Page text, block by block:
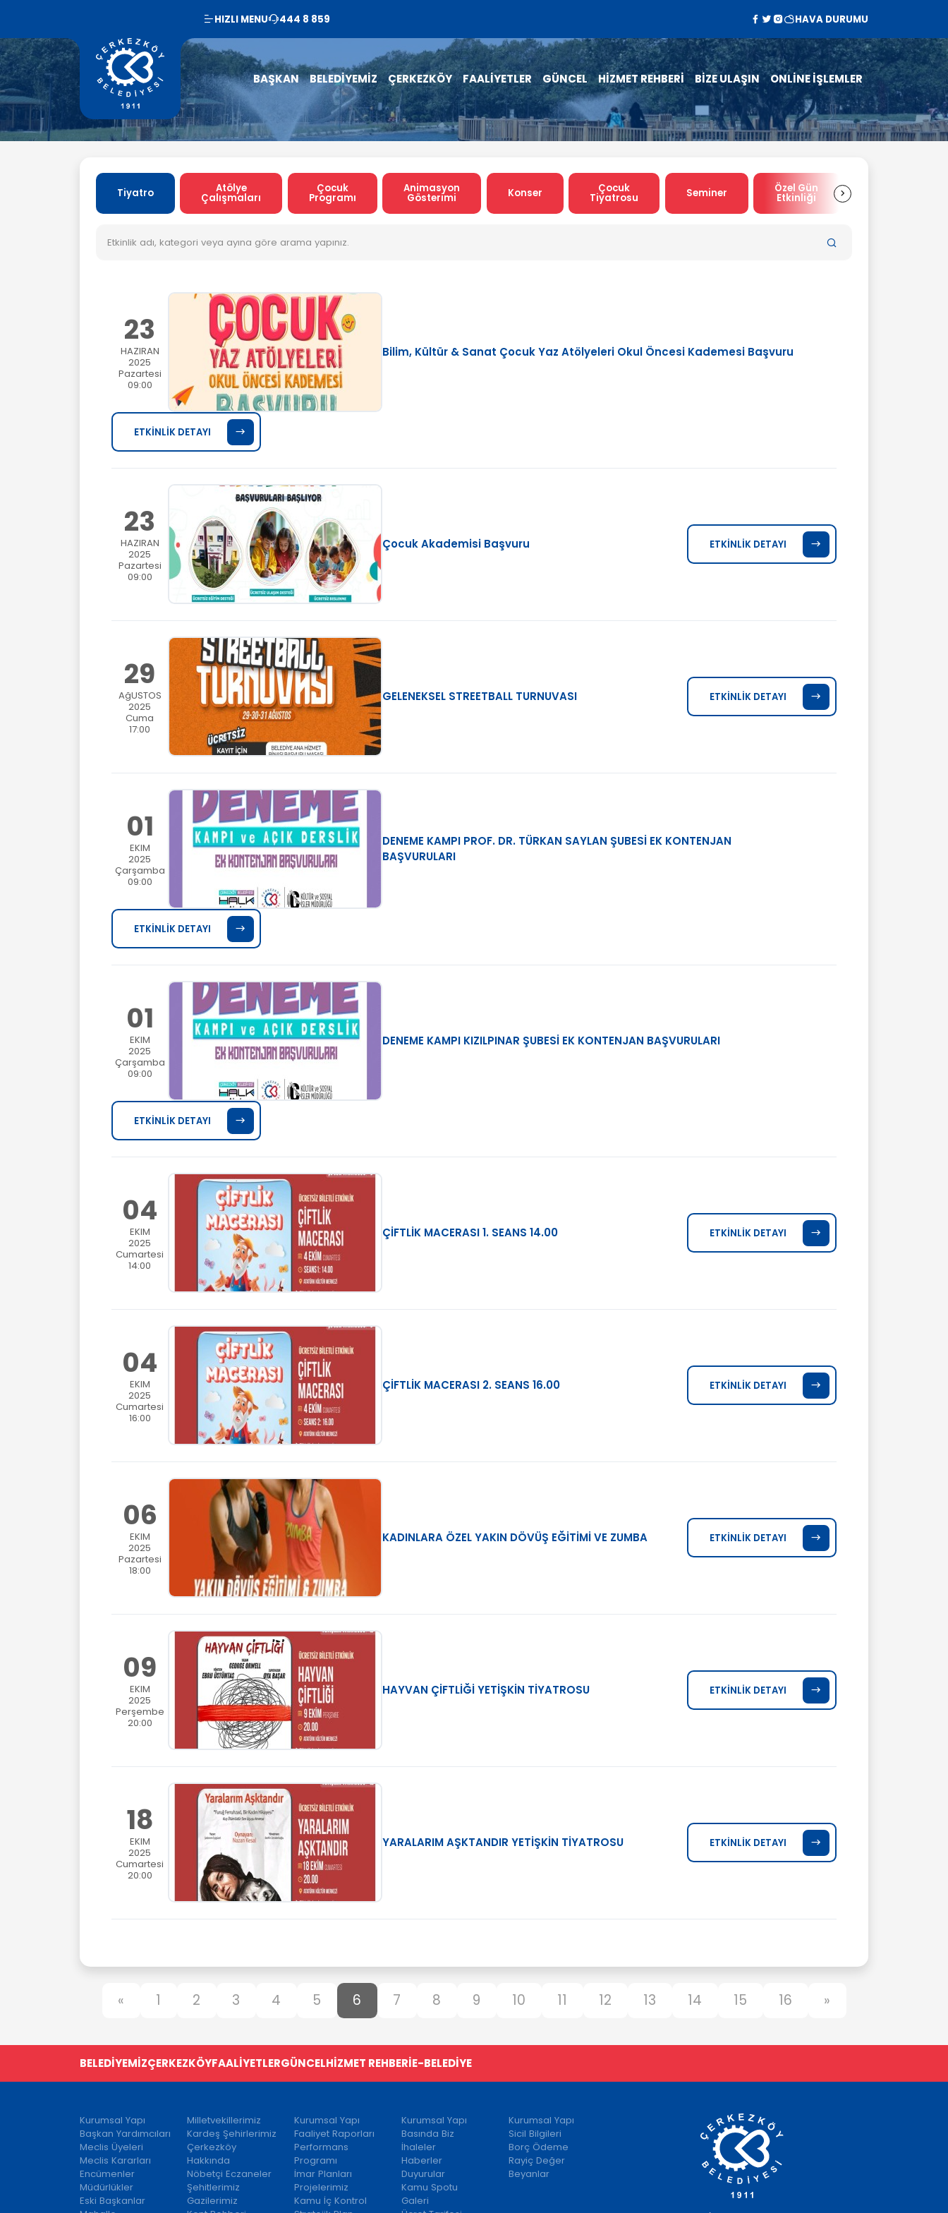
HIZLI MENU 444 8 859 HAVA DURUMU
BAŞKAN BELEDİYEMİZ ÇERKEZKÖY FAALİYETLER GÜNCEL HİZMET REHBERİ BİZE ULAŞIN ONLİNE İŞLEMLER
Tiyatro Atölye
Çalışmaları
Çocuk
Programı
Animasyon
Gösterimi Konser Çocuk
Tiyatrosu Seminer Özel Gün
Etkinliği
23
HAZIRAN
2025
Pazartesi
09:00
Bilim, Kültür & Sanat Çocuk Yaz Atölyeleri Okul Öncesi Kademesi Başvuru
ETKİNLİK DETAYI
23
HAZIRAN
2025
Pazartesi
09:00
Çocuk Akademisi Başvuru ETKİNLİK DETAYI
29
AğUSTOS
2025
Cuma
17:00
GELENEKSEL STREETBALL TURNUVASI ETKİNLİK DETAYI
01
EKIM
2025
Çarşamba
09:00
DENEME KAMPI PROF. DR. TÜRKAN SAYLAN ŞUBESİ EK KONTENJAN
BAŞVURULARI
ETKİNLİK DETAYI
01
EKIM
2025
Çarşamba
09:00
DENEME KAMPI KIZILPINAR ŞUBESİ EK KONTENJAN BAŞVURULARI
ETKİNLİK DETAYI
04
EKIM
2025
Cumartesi
14:00
ÇİFTLİK MACERASI 1. SEANS 14.00 ETKİNLİK DETAYI
04
EKIM
2025
Cumartesi
16:00
ÇİFTLİK MACERASI 2. SEANS 16.00 ETKİNLİK DETAYI
06
EKIM
2025
Pazartesi
18:00
KADINLARA ÖZEL YAKIN DÖVÜŞ EĞİTİMİ VE ZUMBA ETKİNLİK DETAYI
09
EKIM
2025
Perşembe
20:00
HAYVAN ÇİFTLİĞİ YETİŞKİN TİYATROSU ETKİNLİK DETAYI
18
EKIM
2025
Cumartesi
20:00
YARALARIM AŞKTANDIR YETİŞKİN TİYATROSU ETKİNLİK DETAYI
« 1 2 3 4 5 6 7 8 9 10 11 12 13 14 15 16 »
BELEDİYEMİZÇERKEZKÖYFAALİYETLERGÜNCELHİZMET REHBERİE-BELEDİYE
Kurumsal Yapı
Başkan Yardımcıları
Meclis Üyeleri
Meclis Kararları
Encümenler
Müdürlükler
Eski Başkanlar
Milletvekillerimiz
Kardeş Şehirlerimiz
Çerkezköy
Hakkında
Nöbetçi Eczaneler
Şehitlerimiz
Gazilerimiz
Kurumsal Yapı
Faaliyet Raporları
Performans
Programı
İmar Planları
Projelerimiz
Kamu İç Kontrol
Kurumsal Yapı
Basında Biz
İhaleler
Haberler
Duyurular
Kamu Spotu
Galeri
Kurumsal Yapı
Sicil Bilgileri
Borç Ödeme
Rayiç Değer
Beyanlar